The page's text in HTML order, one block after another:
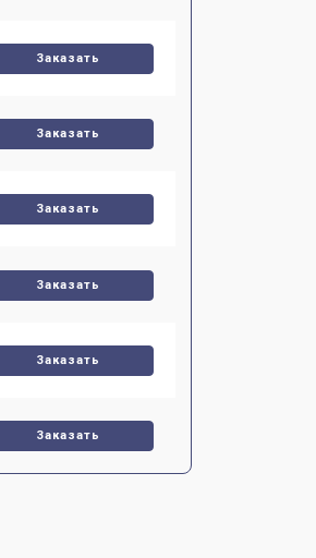
Заказать
Заказать
Заказать
Заказать
Заказать
Заказать